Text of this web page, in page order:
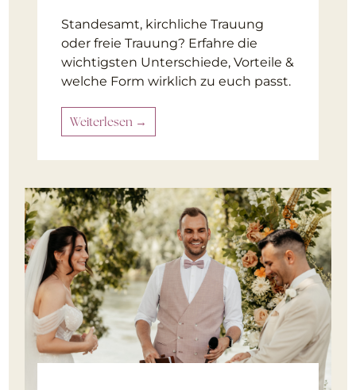
Standesamt, kirchliche Trauung
oder freie Trauung? Erfahre die
wichtigsten Unterschiede, Vorteile &
welche Form wirklich zu euch passt.
Weiterlesen →